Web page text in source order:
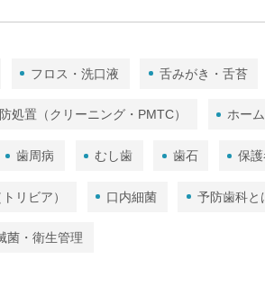
フロス・洗口液 舌みがき・舌苔
処置（クリーニング・PMTC） ホー
歯周病 むし歯 歯石 保
リビア） 口内細菌 予防歯科と
菌・衛生管理